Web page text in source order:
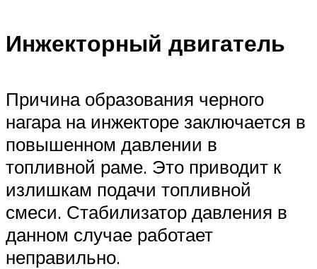
Инжекторный двигатель
Причина образования черного
нагара на инжекторе заключается в
повышенном давлении в
топливной раме. Это приводит к
излишкам подачи топливной
смеси. Стабилизатор давления в
данном случае работает
неправильно.